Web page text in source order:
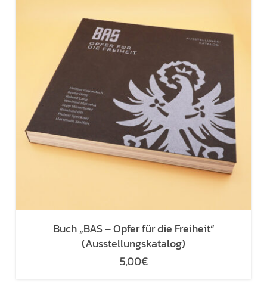
Buch „BAS – Opfer für die Freiheit“
(Ausstellungskatalog)
5,00€